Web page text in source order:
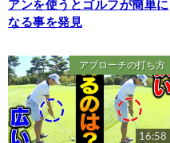
アンを使うとゴルフが簡単に
なる事を発見
アプローチの打ち方
16:58